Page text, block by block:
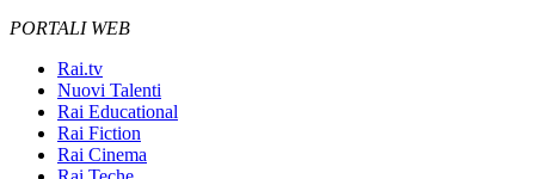
PORTALI WEB
Rai.tv
Nuovi Talenti
Rai Educational
Rai Fiction
Rai Cinema